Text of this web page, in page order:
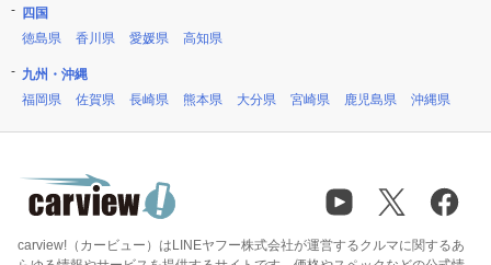
四国
徳島県
香川県 愛媛県 高知県
九州・沖縄
福岡県
佐賀県 長崎県 熊本県 大分県 宮崎県 鹿児島県 沖縄県
carview!（カービュー）はLINEヤフー株式会社が運営するクルマに関するあ